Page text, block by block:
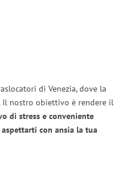
di Venezia, dove la
Il nostro obiettivo è rendere il
di stress e conveniente
con ansia la tua